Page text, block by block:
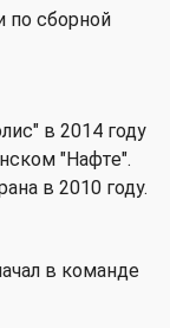
по сборной
в 2014 году
"Нафте".
в 2010 году.
в команде